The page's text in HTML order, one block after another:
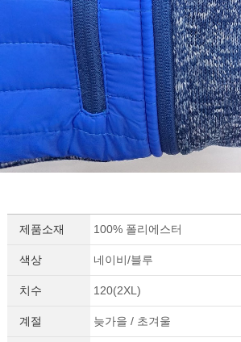
제품소재 100% 폴리에스터
색상 네이비/블루
치수 120(2XL)
계절 늦가을 / 초겨울